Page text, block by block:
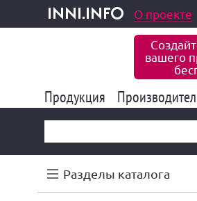
inni.info
и услуги О проекте
вашего
Продукция 177 835
Разделы каталога